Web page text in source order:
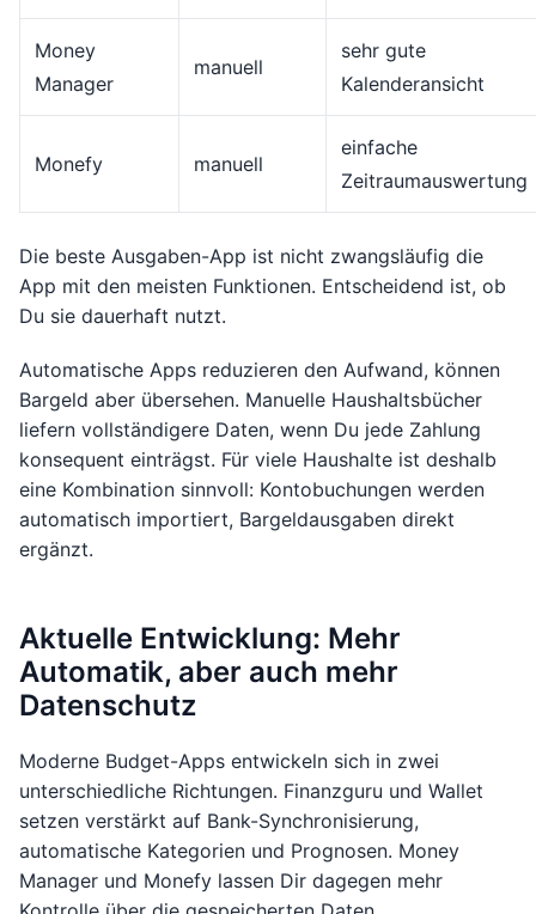
Money
Manager
manuell
sehr gute
Kalenderansicht
Monefy manuell
einfache
Zeitraumauswertung
Die beste Ausgaben-App ist nicht zwangsläufig die
App mit den meisten Funktionen. Entscheidend ist, ob
Du sie dauerhaft nutzt.
Automatische Apps reduzieren den Aufwand, können
Bargeld aber übersehen. Manuelle Haushaltsbücher
liefern vollständigere Daten, wenn Du jede Zahlung
konsequent einträgst. Für viele Haushalte ist deshalb
eine Kombination sinnvoll: Kontobuchungen werden
automatisch importiert, Bargeldausgaben direkt
ergänzt.
Aktuelle Entwicklung: Mehr
Automatik, aber auch mehr
Datenschutz
Moderne Budget-Apps entwickeln sich in zwei
unterschiedliche Richtungen. Finanzguru und Wallet
setzen verstärkt auf Bank-Synchronisierung,
automatische Kategorien und Prognosen. Money
Manager und Monefy lassen Dir dagegen mehr